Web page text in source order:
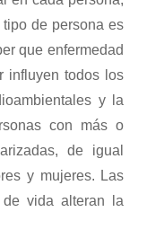
de persona es
que enfermedad
influyen todos los
y la
con más o
de igual
y mujeres. Las
de vida alteran la